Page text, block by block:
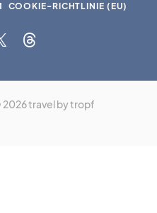
COOKIE-RICHTLINIE (EU)
2026 travel by tropf